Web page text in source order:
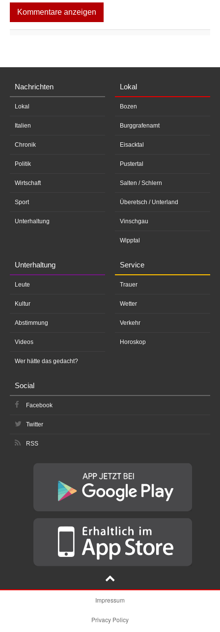
Kommentare anzeigen
Nachrichten
Lokal
Italien
Chronik
Politik
Wirtschaft
Sport
Unterhaltung
Lokal
Bozen
Burggrafenamt
Eisacktal
Pustertal
Salten / Schlern
Überetsch / Unterland
Vinschgau
Wipptal
Unterhaltung
Leute
Kultur
Abstimmung
Videos
Wer hätte das gedacht?
Service
Trauer
Wetter
Verkehr
Horoskop
Social
Facebook
Twitter
RSS
Impressum
Privacy Policy